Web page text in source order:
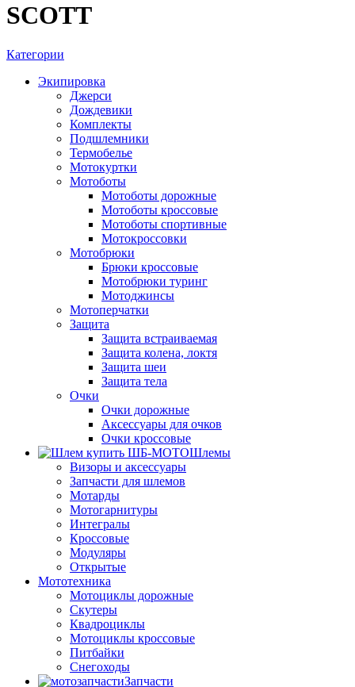
SCOTT
Категории
Экипировка
Джерси
Дождевики
Комплекты
Подшлемники
Термобелье
Мотокуртки
Мотоботы
Мотоботы дорожные
Мотоботы кроссовые
Мотоботы спортивные
Мотокроссовки
Мотобрюки
Брюки кроссовые
Мотобрюки туринг
Мотоджинсы
Мотоперчатки
Защита
Защита встраиваемая
Защита колена, локтя
Защита шеи
Защита тела
Очки
Очки дорожные
Аксессуары для очков
Очки кроссовые
Шлемы
Визоры и аксессуары
Запчасти для шлемов
Мотарды
Мотогарнитуры
Интегралы
Кроссовые
Модуляры
Открытые
Мототехника
Мотоциклы дорожные
Скутеры
Квадроциклы
Мотоциклы кроссовые
Питбайки
Снегоходы
Запчасти